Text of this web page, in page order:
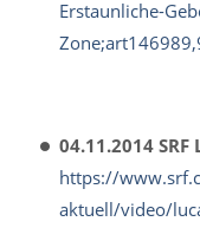
Erstaunliche-
04.11.2014
https://
aktuell/video/